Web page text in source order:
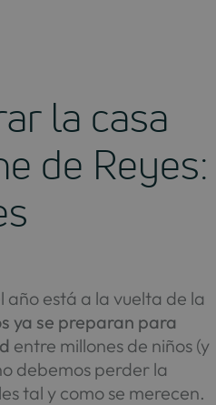
la casa
de Reyes:
está a la vuelta de la
ya se preparan para
entre millones de niños (y
debemos perder la
tal y como se merecen.